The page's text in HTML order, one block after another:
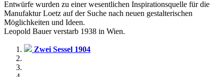
Entwürfe wurden zu einer wesentlichen Inspirationsquelle für die
Manufaktur Loetz auf der Suche nach neuen gestalterischen
Möglichkeiten und Ideen.
Leopold Bauer verstarb 1938 in Wien.
Zwei Sessel 1904